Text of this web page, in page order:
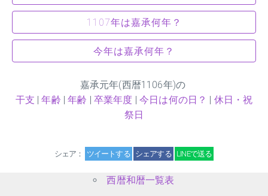
1107年は嘉承何年？
今年は嘉承何年？
嘉承元年(西暦1106年)の
干支 |年齢 |年齢 |卒業年度 |今日は何の日？ | 休日・祝
祭日
シェア： ツイートする シェアする LINEで送る
西暦和暦一覧表